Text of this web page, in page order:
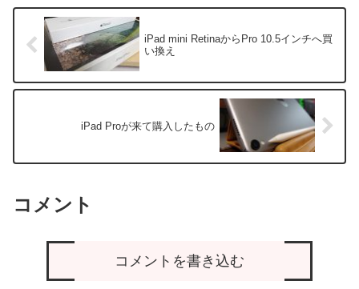
iPad mini RetinaからPro 10.5インチへ買
い換え
iPad Proが来て購入したもの
コメント
コメントを書き込む